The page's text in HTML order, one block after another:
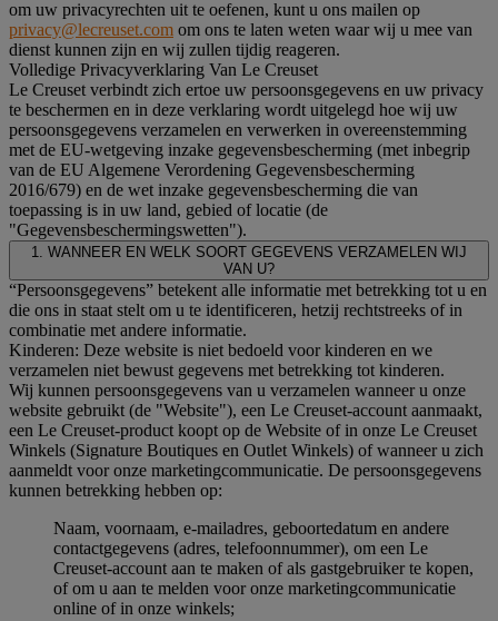
om uw privacyrechten uit te oefenen, kunt u ons mailen op
privacy@lecreuset.com om ons te laten weten waar wij u mee van
dienst kunnen zijn en wij zullen tijdig reageren.
Volledige Privacyverklaring Van Le Creuset
Le Creuset verbindt zich ertoe uw persoonsgegevens en uw privacy
te beschermen en in deze verklaring wordt uitgelegd hoe wij uw
persoonsgegevens verzamelen en verwerken in overeenstemming
met de EU-wetgeving inzake gegevensbescherming (met inbegrip
van de EU Algemene Verordening Gegevensbescherming
2016/679) en de wet inzake gegevensbescherming die van
toepassing is in uw land, gebied of locatie (de
"Gegevensbeschermingswetten").
1. WANNEER EN WELK SOORT GEGEVENS VERZAMELEN WIJ
VAN U?
“Persoonsgegevens” betekent alle informatie met betrekking tot u en
die ons in staat stelt om u te identificeren, hetzij rechtstreeks of in
combinatie met andere informatie.
Kinderen: Deze website is niet bedoeld voor kinderen en we
verzamelen niet bewust gegevens met betrekking tot kinderen.
Wij kunnen persoonsgegevens van u verzamelen wanneer u onze
website gebruikt (de "Website"), een Le Creuset-account aanmaakt,
een Le Creuset-product koopt op de Website of in onze Le Creuset
Winkels (Signature Boutiques en Outlet Winkels) of wanneer u zich
aanmeldt voor onze marketingcommunicatie. De persoonsgegevens
kunnen betrekking hebben op:
Naam, voornaam, e-mailadres, geboortedatum en andere
contactgegevens (adres, telefoonnummer), om een Le
Creuset-account aan te maken of als gastgebruiker te kopen,
of om u aan te melden voor onze marketingcommunicatie
online of in onze winkels;